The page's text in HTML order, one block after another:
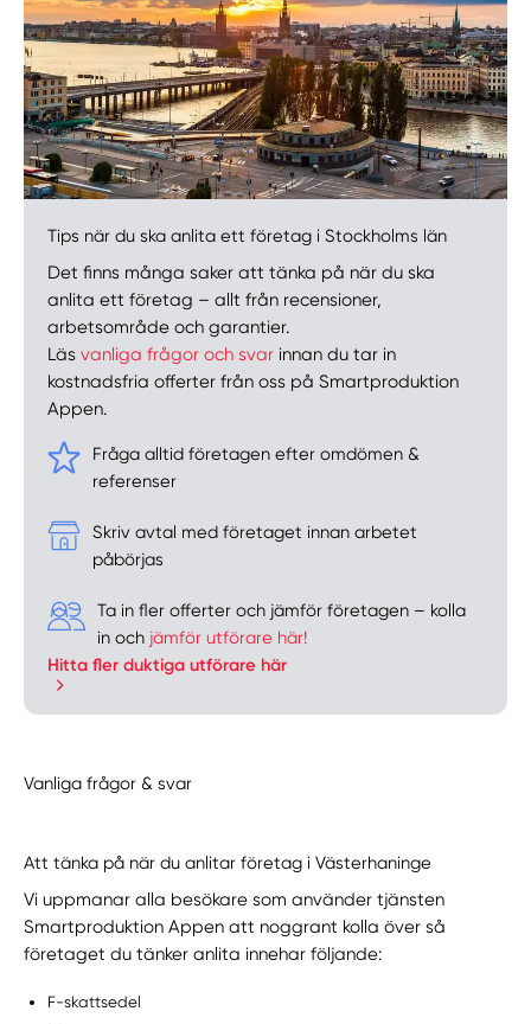
Tips när du ska anlita ett företag i Stockholms län
Det finns många saker att tänka på när du ska
anlita ett företag – allt från recensioner,
arbetsområde och garantier.
Läsvanliga frågor och svar innan du tar in
kostnadsfria offerter från oss på Smartproduktion
Appen.
Fråga alltid företagen efter omdömen &
referenser
Skriv avtal med företaget innan arbetet
påbörjas
Ta in fler offerter och jämför företagen – kolla
in och jämför utförare här!
Hitta fler duktiga utförare här
Vanliga frågor & svar
Att tänka på när du anlitar företag i Västerhaninge
Vi uppmanar alla besökare som använder tjänsten
Smartproduktion Appen att noggrant kolla över så
företaget du tänker anlita innehar följande:
F-skattsedel